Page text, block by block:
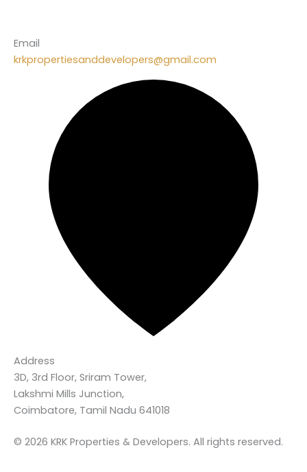
Email
krkpropertiesanddevelopers@gmail.com
Address
3D, 3rd Floor, Sriram Tower,
Lakshmi Mills Junction,
Coimbatore, Tamil Nadu 641018
© 2026 KRK Properties & Developers. All rights reserved.